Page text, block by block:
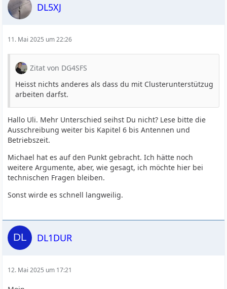
DL5XJ
11. Mai 2025 um 22:26
Zitat von DG4SFS
Heisst nichts anderes als dass du mit Clusterunterstützug
arbeiten darfst.
Hallo Uli. Mehr Unterschied seihst Du nicht? Lese bitte die
Ausschreibung weiter bis Kapitel 6 bis Antennen und
Betriebszeit.
Michael hat es auf den Punkt gebracht. Ich hätte noch
weitere Argumente, aber, wie gesagt, ich möchte hier bei
technischen Fragen bleiben.
Sonst wirde es schnell langweilig.
DL1DUR
12. Mai 2025 um 17:21